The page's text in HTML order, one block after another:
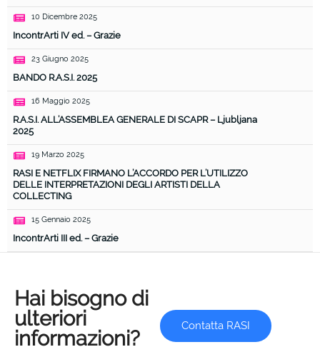
10 Dicembre 2025
IncontrArti IV ed. – Grazie
23 Giugno 2025
BANDO R.A.S.I. 2025
16 Maggio 2025
R.A.S.I. ALL’ASSEMBLEA GENERALE DI SCAPR – Ljubljana
2025
19 Marzo 2025
RASI E NETFLIX FIRMANO L’ACCORDO PER L’UTILIZZO
DELLE INTERPRETAZIONI DEGLI ARTISTI DELLA
COLLECTING
15 Gennaio 2025
IncontrArti III ed. – Grazie
Hai bisogno di
ulteriori
informazioni?
Contatta RASI